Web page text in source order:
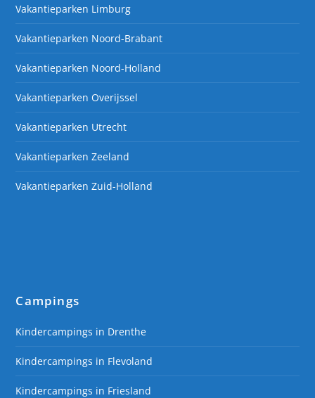
Vakantieparken Limburg
Vakantieparken Noord-Brabant
Vakantieparken Noord-Holland
Vakantieparken Overijssel
Vakantieparken Utrecht
Vakantieparken Zeeland
Vakantieparken Zuid-Holland
Campings
Kindercampings in Drenthe
Kindercampings in Flevoland
Kindercampings in Friesland